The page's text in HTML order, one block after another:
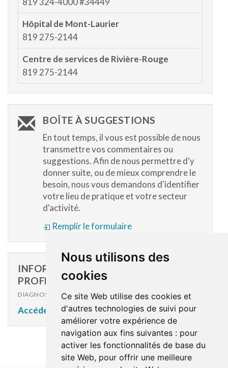
Nous utilisons des
cookies
Ce site Web utilise des cookies et
d'autres technologies de suivi pour
améliorer votre expérience de
navigation aux fins suivantes : pour
activer les fonctionnalités de base du
site Web, pour offrir une meilleure
Hôpital de Mont-Laurier
819 275-2144
Centre de services de Rivière-Rouge
819 275-2144
BOÎTE À SUGGESTIONS
En tout temps, il vous est possible de nous
transmettre vos commentaires ou
suggestions. Afin de nous permettre d'y
donner suite, ou de mieux comprendre le
besoin, nous vous demandons d'identifier
votre lieu de pratique et votre secteur
d'activité.
Remplir le formulaire
INFORMATIONS AUX
PROFESSIONNELS DE LA SANTÉ
DIAGNOSTIQUES
Accéder à la section